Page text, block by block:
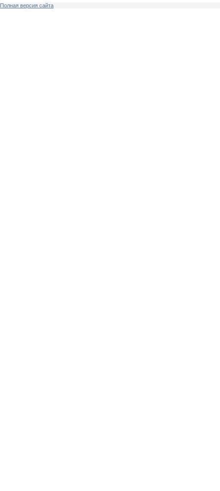
Полная версия сайта